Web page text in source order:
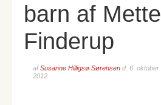
barn af Mette
Finderup
afSusanne Hilligsø Sørensen d. 6. oktober
2012